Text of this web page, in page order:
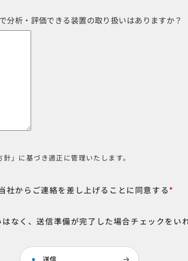
析・評価できる装置の取り扱いはありますか？
」に基づき適正に管理いたします。
社からご連絡を差し上げることに同意する*
なく、送信準備が完了した場合チェックをい